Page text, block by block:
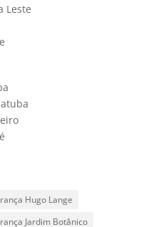
Leste
Hugo Lange
Jardim Botânico